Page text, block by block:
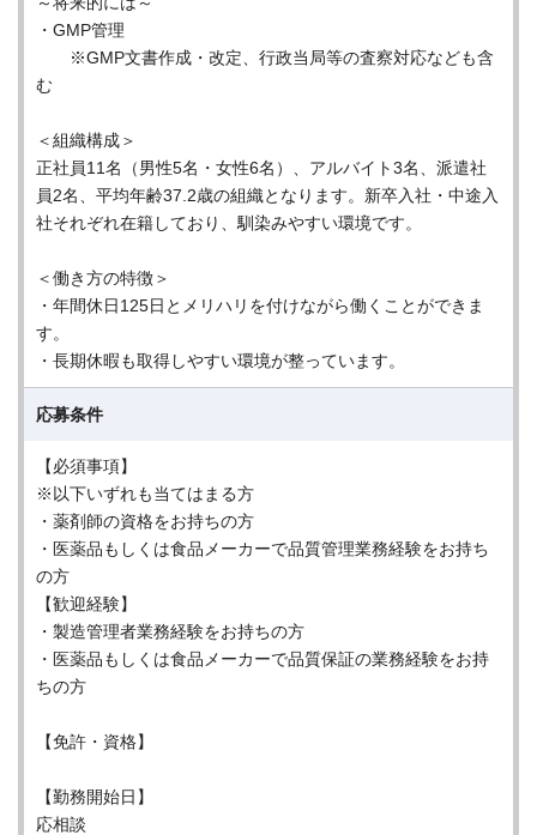
・GMP管理
※GMP文書作成・改定、行政当局等の査察対応なども含
む
＜組織構成＞
正社員11名（男性5名・女性6名）、アルバイト3名、派遣社
員2名、平均年齢37.2歳の組織となります。新卒入社・中途入
社それぞれ在籍しており、馴染みやすい環境です。
＜働き方の特徴＞
・年間休日125日とメリハリを付けながら働くことができま
す。
・長期休暇も取得しやすい環境が整っています。
応募条件
【必須事項】
※以下いずれも当てはまる方
・薬剤師の資格をお持ちの方
・医薬品もしくは食品メーカーで品質管理業務経験をお持ち
の方
【歓迎経験】
・製造管理者業務経験をお持ちの方
・医薬品もしくは食品メーカーで品質保証の業務経験をお持
ちの方
【免許・資格】
【勤務開始日】
応相談